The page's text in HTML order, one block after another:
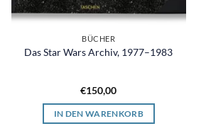
BÜCHER
Das Star Wars Archiv, 1977–1983
€150,00
IN DEN WARENKORB